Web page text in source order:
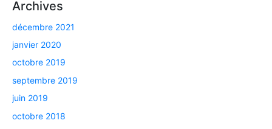
Archives
décembre 2021
janvier 2020
octobre 2019
septembre 2019
juin 2019
octobre 2018